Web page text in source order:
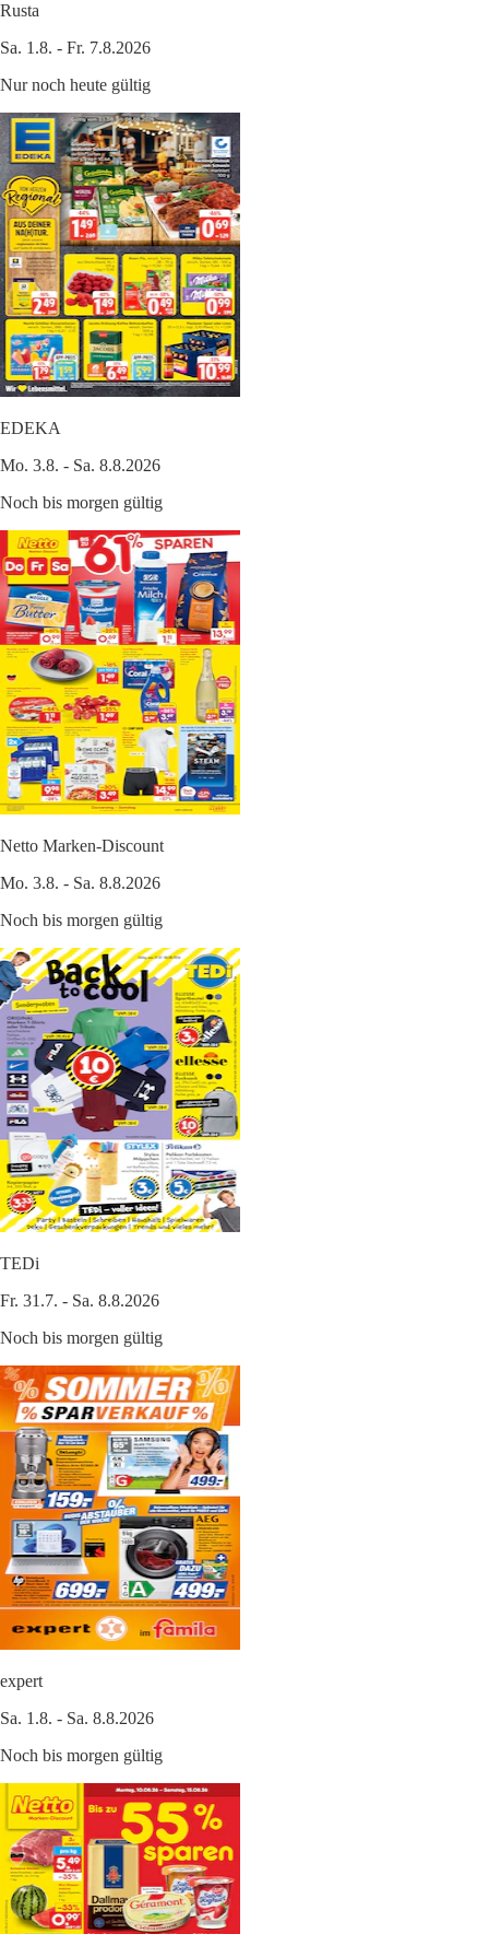
Rusta
Sa. 1.8. - Fr. 7.8.2026
Nur noch heute gültig
EDEKA
Mo. 3.8. - Sa. 8.8.2026
Noch bis morgen gültig
Netto Marken-Discount
Mo. 3.8. - Sa. 8.8.2026
Noch bis morgen gültig
TEDi
Fr. 31.7. - Sa. 8.8.2026
Noch bis morgen gültig
expert
Sa. 1.8. - Sa. 8.8.2026
Noch bis morgen gültig